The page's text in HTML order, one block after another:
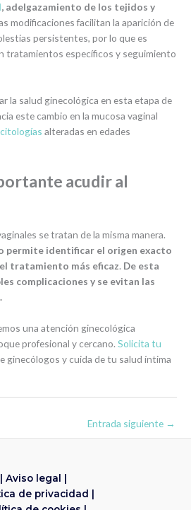
, adelgazamiento de los tejidos y
modificaciones facilitan la aparición de
persistentes, por lo que es
tratamientos específicos y seguimiento
la salud ginecológica en esta etapa de
este cambio en la mucosa vaginal
citologías alteradas en edades
acudir al
se tratan de la misma manera.
permite identificar el origen exacto
tratamiento más eficaz. De esta
complicaciones y se evitan las
una atención ginecológica
profesional y cercano. Solicita tu
ginecólogos y cuida de tu salud íntima
Entrada siguiente →
| Aviso legal |
de privacidad |